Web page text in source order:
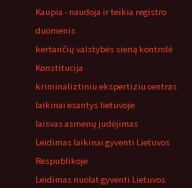
Kaupia - naudoja ir teikia registro
duomenis
kertančių valstybės sieną kontrolė
Konstitucija
kriminaliztiniu ekspertiziu centras
laikinai esantys lietuvoje
laisvas asmenų judėjimas
Leidimas laikinai gyventi Lietuvos
Respublikoje
Leidimas nuolat gyventi Lietuvos